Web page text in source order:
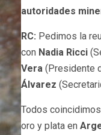
autoridades
RC: Pedimos la
con Nadia Ricci
Vera (Presidente
Álvarez
Todos
oro y plata en